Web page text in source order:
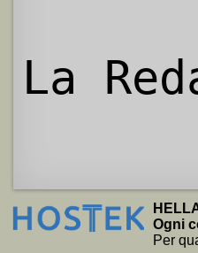
La
Ogni
Per